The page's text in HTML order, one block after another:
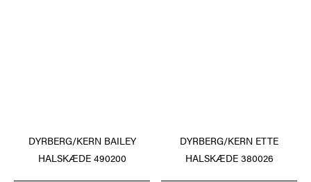
DYRBERG/KERN BAILEY
HALSKÆDE 490200
DYRBERG/KERN ETTE
HALSKÆDE 380026